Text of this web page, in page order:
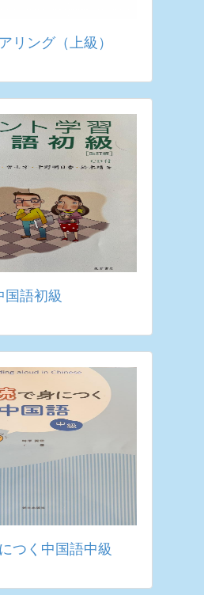
リング（上級）
国語初級
つく中国語中級